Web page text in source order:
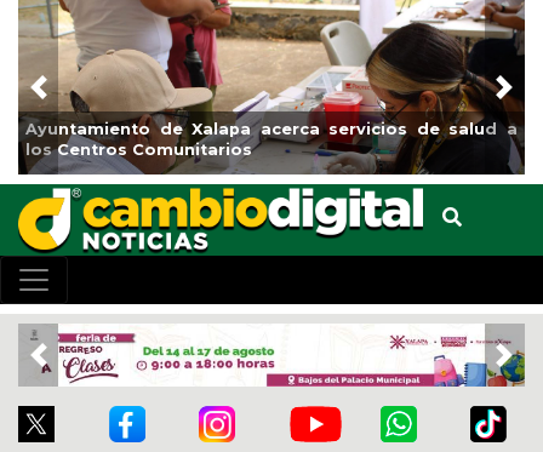
Ayuntamiento de Xalapa acerca servicios de salud a
los Centros Comunitarios
Previous
Previous